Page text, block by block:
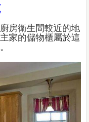
房衛生間較近的地
家的儲物櫃屬於這